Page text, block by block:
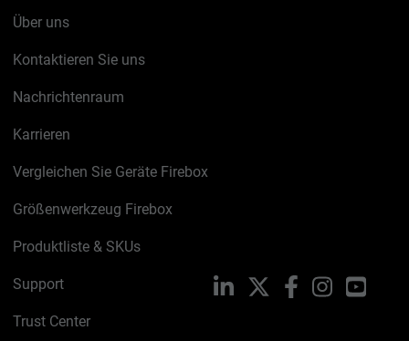
Über uns
Kontaktieren Sie uns
Nachrichtenraum
Karrieren
Vergleichen Sie Geräte Firebox
Größenwerkzeug Firebox
Produktliste & SKUs
Support
Trust Center
LinkedIn FacebookInstagram